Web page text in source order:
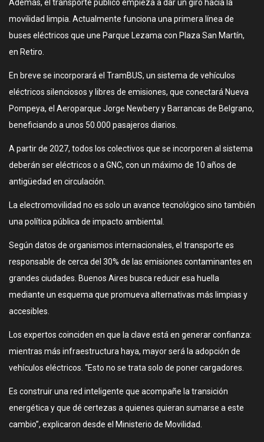
Además, el transporte público empieza a dar un giro hacia la
movilidad limpia. Actualmente funciona una primera línea de
buses eléctricos que une Parque Lezama con Plaza San Martín,
en Retiro.
En breve se incorporará el TramBUS, un sistema de vehículos
eléctricos silenciosos y libres de emisiones, que conectará Nueva
Pompeya, el Aeroparque Jorge Newbery y Barrancas de Belgrano,
beneficiando a unos 50.000 pasajeros diarios.
A partir de 2027, todos los colectivos que se incorporen al sistema
deberán ser eléctricos o a GNC, con un máximo de 10 años de
antigüedad en circulación.
La electromovilidad no es solo un avance tecnológico sino también
una política pública de impacto ambiental.
Según datos de organismos internacionales, el transporte es
responsable de cerca del 30% de las emisiones contaminantes en
grandes ciudades. Buenos Aires busca reducir esa huella
mediante un esquema que promueva alternativas más limpias y
accesibles.
Los expertos coinciden en que la clave está en generar confianza:
mientras más infraestructura haya, mayor será la adopción de
vehículos eléctricos. “Esto no se trata solo de poner cargadores.
Es construir una red inteligente que acompañe la transición
energética y que dé certezas a quienes quieran sumarse a este
cambio”, explicaron desde el Ministerio de Movilidad.